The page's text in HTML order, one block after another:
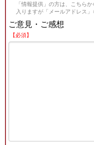
「情報提供」の方は、こちら
入りますが「メールアドレス
ご意見・ご感想
【必須】